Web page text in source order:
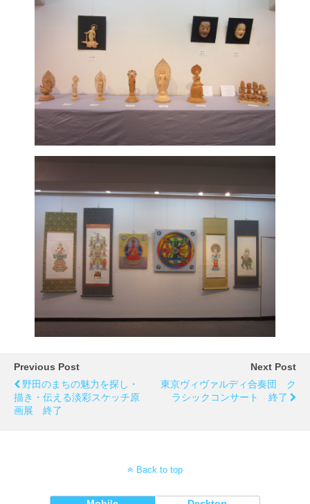
Previous Post
野田のまちの魅力を探し・
描き・伝える淡彩スケッチ原
画展 終了
Next Post
東京ヴィヴァルディ合奏団 ク
ラシックコンサート 終了
Back to top